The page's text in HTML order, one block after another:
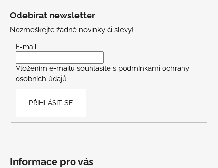
Odebírat newsletter
Nezmeškejte žádné novinky či slevy!
E-mail
Vložením e-mailu souhlasíte s podmínkami ochrany
osobních údajů
PŘIHLÁSIT SE
Informace pro vás